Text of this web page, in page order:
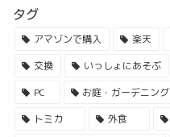
タグ
アマゾンで購入 楽天
交換
いっしょにあそぶ
PC
お庭・ガーデニング
トミカ
外食